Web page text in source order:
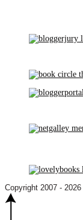
Copyright 2007 - 2026